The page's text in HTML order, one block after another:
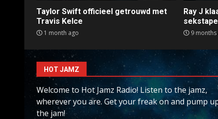
Taylor Swift officieel getrouwd met
Travis Kelce
1 month ago
Ray J
sekstape
9 months
HOT JAMZ
Welcome to Hot Jamz Radio! Listen to the jamz,
wherever you are. Get your freak on and pump
the jam!